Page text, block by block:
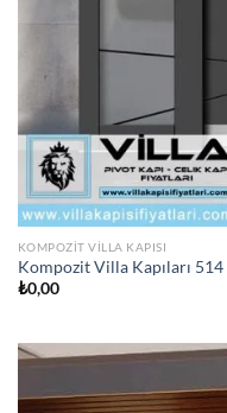
KOMPOZIT VILLA KAPISI
Kompozit Villa Kapıları 514
₺0,00